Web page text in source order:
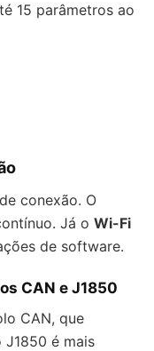
15 parâmetros ao
conexão. O
Já o Wi-Fi
de software.
CAN e J1850
CAN, que
J1850 é mais